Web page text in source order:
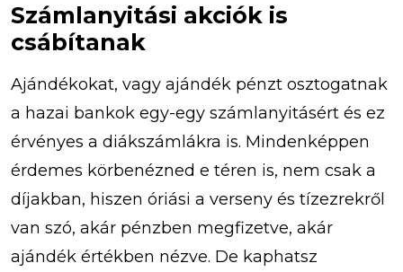
Számlanyitási akciók is
csábítanak
Ajándékokat, vagy ajándék pénzt osztogatnak
a hazai bankok egy-egy számlanyitásért és ez
érvényes a diákszámlákra is. Mindenképpen
érdemes körbenézned e téren is, nem csak a
díjakban, hiszen óriási a verseny és tízezrekről
van szó, akár pénzben megfizetve, akár
ajándék értékben nézve. De kaphatsz